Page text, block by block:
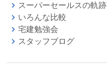
スーパーセールスの軌跡
いろんな比較
宅建勉強会
スタッフブログ